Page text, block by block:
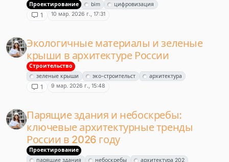
Проектирование bim цифровизация
1 10 мар. 2026 г., 17:31
Экологичные материалы и зеленые
крыши в архитектуре России
Строительство
зеленые крыши
эко-строительст архитектура
1 9 мар. 2026 г., 15:48
Парящие здания и небоскребы:
ключевые архитектурные тренды
России в 2026 году
Проектирование
парящие здания
небоскребы архитектура 202